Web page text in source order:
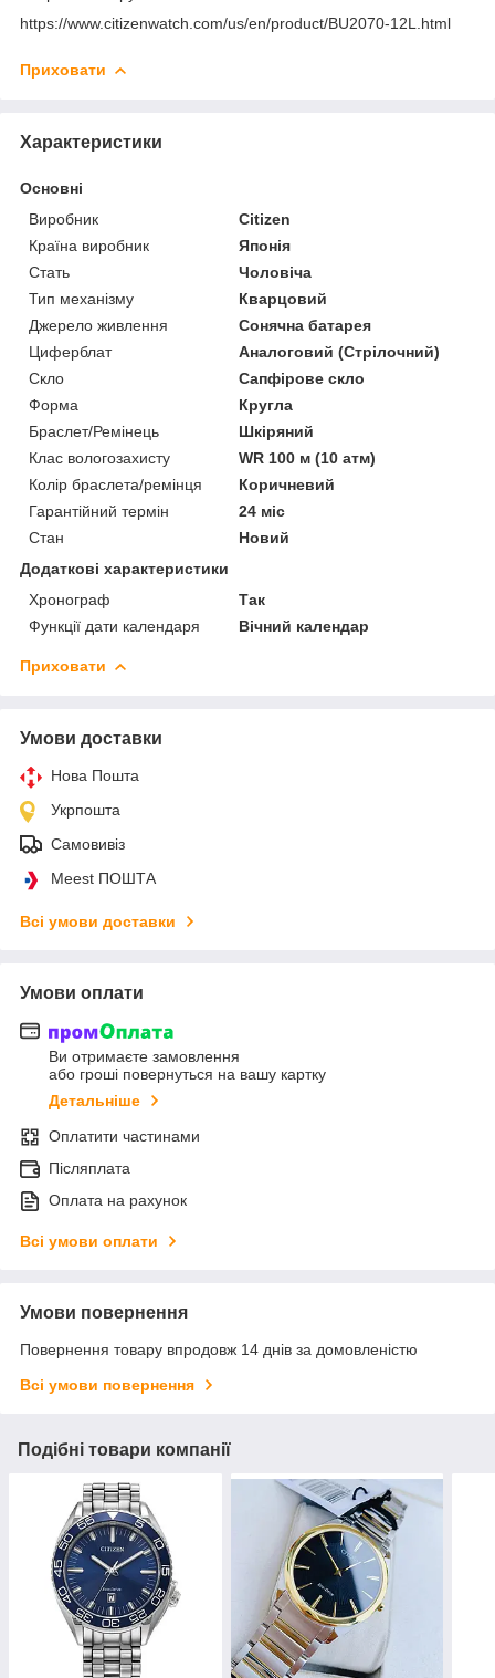
https://www.citizenwatch.com/us/en/product/BU2070-12L.html
Приховати
Характеристики
Основні
Виробник
Citizen
Країна виробник
Японія
Стать
Чоловіча
Тип механізму
Кварцовий
Джерело живлення
Сонячна батарея
Циферблат
Аналоговий (Стрілочний)
Скло
Сапфірове скло
Форма
Кругла
Браслет/Ремінець
Шкіряний
Клас вологозахисту
WR 100 м (10 атм)
Колір браслета/ремінця
Коричневий
Гарантійний термін
24 міс
Стан
Новий
Додаткові характеристики
Хронограф
Так
Функції дати календаря
Вічний календар
Приховати
Умови доставки
Нова Пошта
Укрпошта
Самовивіз
Meest ПОШТА
Всі умови доставки
Умови оплати
Ви отримаєте замовлення
або гроші повернуться на вашу картку
Детальніше
Оплатити частинами
Післяплата
Оплата на рахунок
Всі умови оплати
Умови повернення
Повернення товару впродовж 14 днів за домовленістю
Всі умови повернення
Подібні товари компанії